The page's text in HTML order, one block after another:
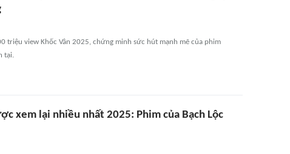
triệu view Khốc Vân 2025, chứng minh sức hút mạnh mẽ của phim
tại.
xem lại nhiều nhất 2025: Phim của Bạch Lộc